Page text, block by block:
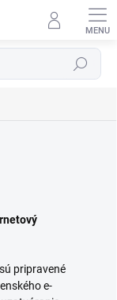
Hľadať
pripravené
e-